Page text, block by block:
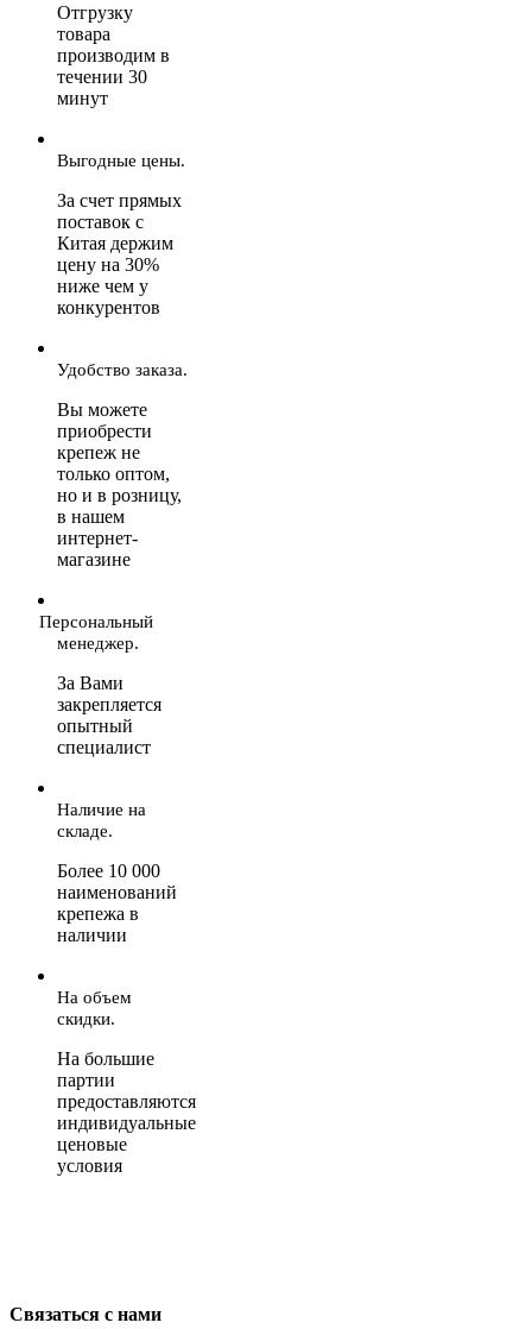
Отгрузку
товара
производим в
течении 30
минут
Выгодные цены.
За счет прямых
поставок с
Китая держим
цену на 30%
ниже чем у
конкурентов
Удобство заказа.
Вы можете
приобрести
крепеж не
только оптом,
но и в розницу,
в нашем
интернет-
магазине
Персональный
менеджер.
За Вами
закрепляется
опытный
специалист
Наличие на
складе.
Более 10 000
наименований
крепежа в
наличии
На объем
скидки.
На большие
партии
предоставляются
индивидуальные
ценовые
условия
Связаться с нами